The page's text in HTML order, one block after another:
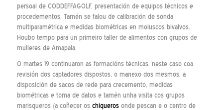
persoal de CODDEFFAGOLF, presentación de equipos técnicos e
procedementos. Tamén se falou de calibración de sonda
multiparamétrica e medidas biométricas en moluscos bivalvos.
Houbo tempo para un primeiro taller de alimentos con grupos de
mulleres de Amapala.
O martes 19 continuaron as formacións técnicas, neste caso coa
revisión dos captadores dispostos, o manexo dos mesmos, a
disposición de sacos de rede para crecemento, medidas
biométricas e toma de datos e tamén unha visita cos grupos
marisqueros (a coñecer os chiquerosonde pescan e o centro de